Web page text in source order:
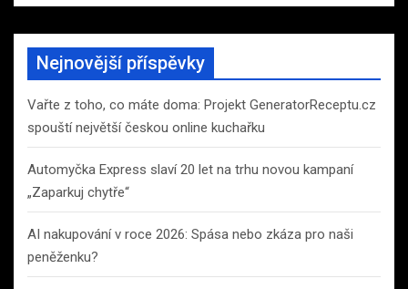
a
r
h
Nejnovější příspěvky
Vařte z toho, co máte doma: Projekt GeneratorReceptu.cz
spouští největší českou online kuchařku
Automyčka Express slaví 20 let na trhu novou kampaní
„Zaparkuj chytře“
AI nakupování v roce 2026: Spása nebo zkáza pro naši
peněženku?